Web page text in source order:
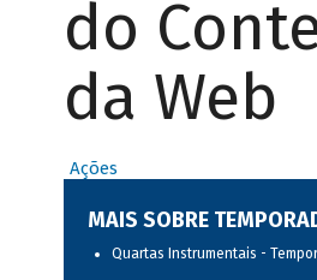
do
da Web
Ações
MAIS SOBRE
Quartas Instrumentais -